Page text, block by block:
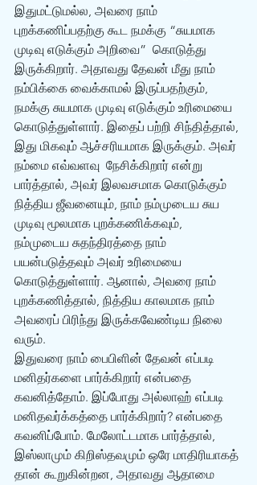
இதுமட்டுமல்ல, அவரை நாம்
புறக்கணிப்பதற்கு கூட நமக்கு “சுயமாக
முடிவு எடுக்கும் அறிவை”  கொடுத்து
இருக்கிறார். அதாவது தேவன் மீது நாம்
நம்பிக்கை வைக்காமல் இருப்பதற்கும்,
நமக்கு சுயமாக முடிவு எடுக்கும் உரிமையை
கொடுத்துள்ளார். இதைப் பற்றி சிந்தித்தால்,
இது மிகவும் ஆச்சரியமாக இருக்கும். அவர்
நம்மை எவ்வளவு  நேசிக்கிறார் என்று
பார்த்தால், அவர் இலவசமாக கொடுக்கும்
நித்திய ஜீவனையும், நாம் நம்முடைய சுய
முடிவு மூலமாக புறக்கணிக்கவும்,
நம்முடைய சுதந்திரத்தை நாம்
பயன்படுத்தவும் அவர் உரிமையை
கொடுத்துள்ளார். ஆனால், அவரை நாம்
புறக்கணித்தால், நித்திய காலமாக நாம்
அவரைப் பிரிந்து இருக்கவேண்டிய நிலை
வரும்.
இதுவரை நாம் பைபிளின் தேவன் எப்படி
மனிதர்களை பார்க்கிறார் என்பதை
கவனித்தோம். இப்போது அல்லாஹ் எப்படி
மனிதவர்க்கத்தை பார்க்கிறார்? என்பதை
கவனிப்போம். மேலோட்டமாக பார்த்தால்,
இஸ்லாமும் கிறிஸ்தவமும் ஒரே மாதிரியாகத்
தான் கூறுகின்றன, அதாவது ஆதாமை